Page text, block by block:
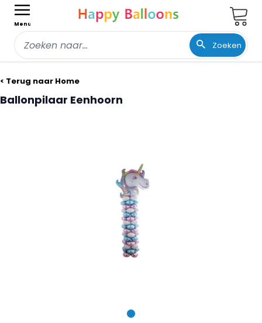
Menu
Zoeken
< Terug naar Home
Ballonpilaar Eenhoorn